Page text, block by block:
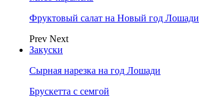
Фруктовый салат на Новый год Лошади
Prev Next
Закуски
Сырная нарезка на год Лошади
Брускетта с семгой